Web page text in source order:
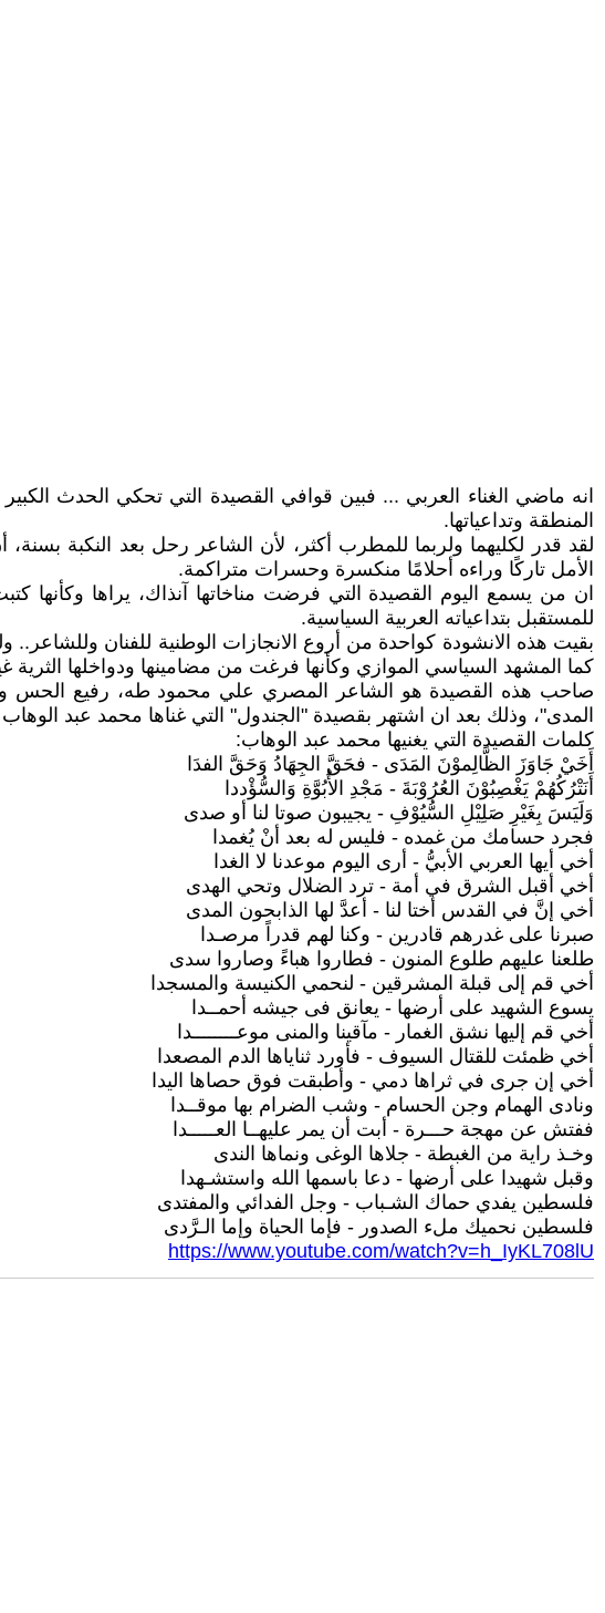
انه ماضي الغناء العربي ... فبين قوافي القصيدة التي تحكي الحدث
المنطقة وتداعياتها.
لقد قدر لكليهما ولربما للمطرب أكثر، لأن الشاعر رحل بعد النكبة
الأمل تاركًا وراءه أحلامًا منكسرة وحسرات متراكمة.
ان من يسمع اليوم القصيدة التي فرضت مناخاتها آنذاك، يراها
للمستقبل بتداعياته العربية السياسية.
بقيت هذه الانشودة كواحدة من أروع الانجازات الوطنية للفنان وللشاعر..
كما المشهد السياسي الموازي وكأنها فرغت من مضامينها ودواخلها
صاحب هذه القصيدة هو الشاعر المصري علي محمود طه، رفيع الحس
المدى"، وذلك بعد ان اشتهر بقصيدة "الجندول" التي غناها محمد عبد
كلمات القصيدة التي يغنيها محمد عبد الوهاب:
أَخَيْ جَاوَزَ الظَّالِموْنَ المَدَى - فحَقَّ الجِهَادُ وَحَقَّ الفدَا
أَنَتْرُكُهُمْ يَغْصِبُوْنَ العُرُوْبَةَ - مَجْدِ الأُبُوَّةِ وَالسُّؤْددا
وَلَيَسَ بِغَيْرِ صَلِيْلِ السُّيُوْفِ - يجيبون صوتا لنا أو صدى
فجرد حسامك من غمده - فليس له بعد أنْ يُغمدا
أخي أيها العربي الأبيُّ - أرى اليوم موعدنا لا الغدا
أخي أقبل الشرق في أمة - ترد الضلال وتحي الهدى
أخي إنَّ في القدس أختا لنا - أعدَّ لها الذابحون المدى
صبرنا على غدرهم قادرين - وكنا لهم قدراً مرصـدا
طلعنا عليهم طلوع المنون - فطاروا هباءً وصاروا سدى
أخي قم إلى قبلة المشرقين - لنحمي الكنيسة والمسجدا
يسوع الشهيد على أرضها - يعانق فى جيشه أحمــدا
أخي قم إليها نشق الغمار - مآقينا والمنى موعــــــــدا
أخي ظمئت للقتال السيوف - فأورد ثناياها الدم المصعدا
أخي إن جرى في ثراها دمي - وأطبقت فوق حصاها اليدا
ونادى الهمام وجن الحسام - وشب الضرام بها موقــدا
ففتش عن مهجة حـــرة - أبت أن يمر عليهــا العـــــدا
وخـذ راية من الغبطة - جلاها الوغى ونماها الندى
وقبل شهيدا على أرضها - دعا باسمها الله واستشـهدا
فلسطين يفدي حماك الشـباب - وجل الفدائي والمفتدى
فلسطين نحميك ملء الصدور - فإما الحياة وإما الـرَّدى
https://www.youtube.com/watch?v=h_IyKL708lU